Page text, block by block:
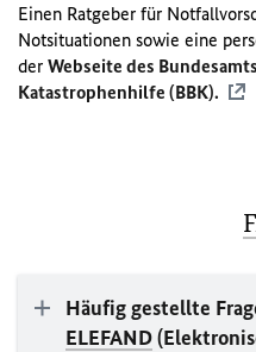
Einen Ratgeber für
Notsituationen sowie eine
der Webseite des
Katastrophenhilfe (BBK).
Häufig gestellte
ELEFAND